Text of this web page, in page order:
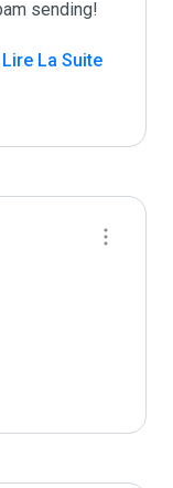
sending!
Lire La Suite